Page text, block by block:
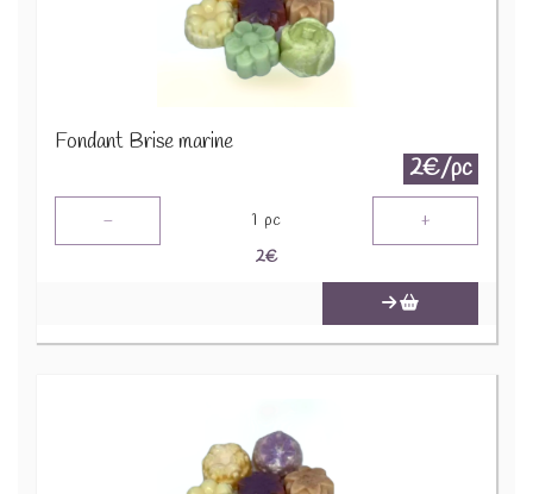
Fondant Brise marine
2€/pc
- 1 pc +
2€